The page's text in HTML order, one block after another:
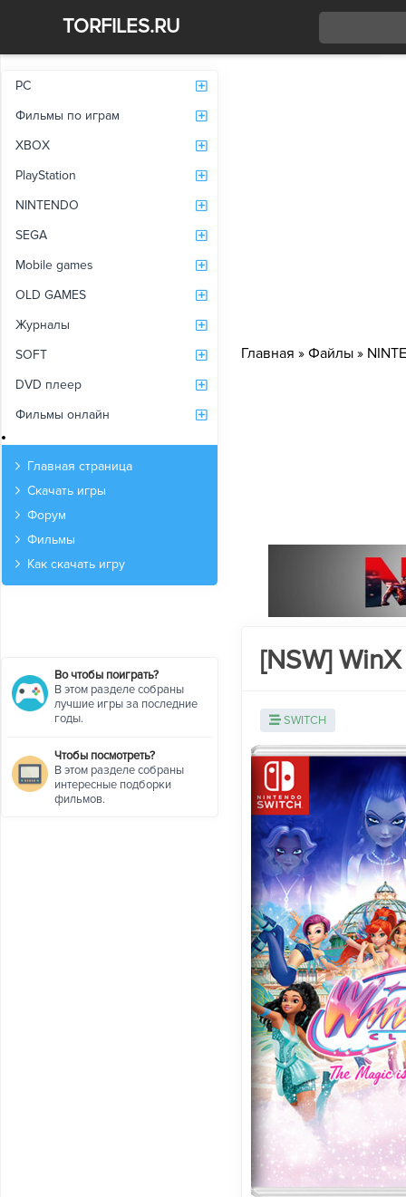
TORFILES.RU
PC
Фильмы по играм
XBOX
PlayStation
NINTENDO
SEGA
Mobile games
OLD GAMES
Журналы
SOFT
DVD плеер
Фильмы онлайн
Главная страница
Скачать игры
Форум
Фильмы
Как скачать игру
Во чтобы поиграть?
В этом разделе собраны
лучшие игры за последние
годы.
Чтобы посмотреть?
В этом разделе собраны
интересные подборки
фильмов.
Главная » Файлы »
[NSW]
SWITCH